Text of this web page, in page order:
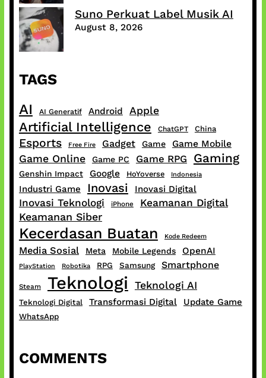
Suno Perkuat Label Musik AI
August 8, 2026
TAGS
AI AI Generatif Android Apple
Artificial Intelligence ChatGPT China
Esports Free Fire Gadget Game Game Mobile
Game Online Game PC Game RPG Gaming
Genshin Impact Google HoYoverse Indonesia
Industri Game Inovasi Inovasi Digital
Inovasi Teknologi iPhone Keamanan Digital
Keamanan Siber
Kecerdasan Buatan Kode Redeem
Media Sosial Meta Mobile Legends OpenAI
PlayStation Robotika RPG Samsung Smartphone
Steam Teknologi Teknologi AI
Teknologi Digital Transformasi Digital Update Game
WhatsApp
COMMENTS